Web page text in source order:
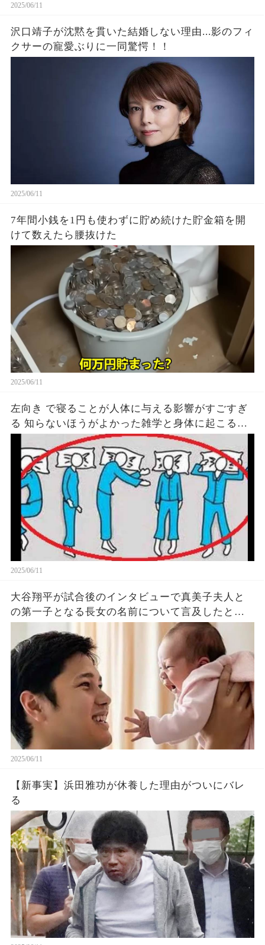
2025/06/11
沢口靖子が沈黙を貫いた結婚しない理由...影のフィ
クサーの寵愛ぶりに一同驚愕！！
2025/06/11
7年間小銭を1円も使わずに貯め続けた貯金箱を開
けて数えたら腰抜けた
2025/06/11
左向き で寝ることが人体に与える影響がすごすぎ
る 知らないほうがよかった雑学と身体に起こる現
象がヤバい… 驚くべき 大人の 面白いけど知ると後
悔
2025/06/11
大谷翔平が試合後のインタビューで真美子夫人と
の第一子となる長女の名前について言及したと話
題に！山本由伸や佐々木朗希は知ってそう！
2025/06/11
【新事実】浜田雅功が休養した理由がついにバレ
る